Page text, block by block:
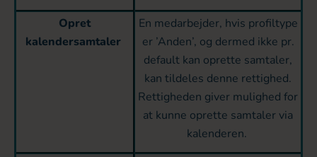
Opret
kalendersamtaler
En medarbejder, hvis profiltype
er ’Anden’, og dermed ikke pr.
default kan oprette samtaler,
kan tildeles denne rettighed.
Rettigheden giver mulighed for
at kunne oprette samtaler via
kalenderen.